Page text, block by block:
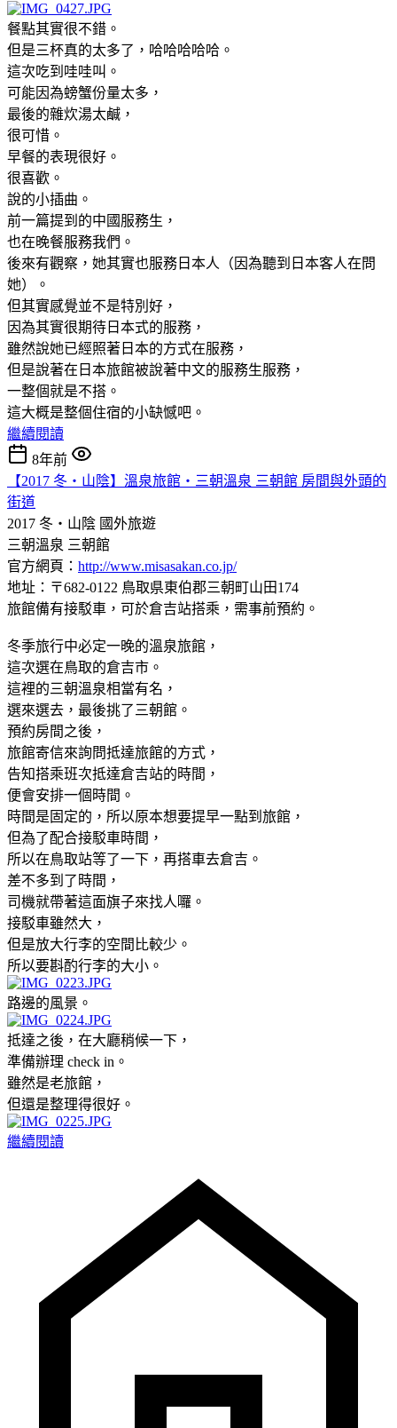
餐點其實很不錯。
但是三杯真的太多了，哈哈哈哈哈。
這次吃到哇哇叫。
可能因為螃蟹份量太多，
最後的雜炊湯太鹹，
很可惜。
早餐的表現很好。
很喜歡。
說的小插曲。
前一篇提到的中國服務生，
也在晚餐服務我們。
後來有觀察，她其實也服務日本人（因為聽到日本客人在問
她）。
但其實感覺並不是特別好，
因為其實很期待日本式的服務，
雖然說她已經照著日本的方式在服務，
但是說著在日本旅館被說著中文的服務生服務，
一整個就是不搭。
這大概是整個住宿的小缺憾吧。
繼續閱讀
8年前
【2017 冬‧山陰】溫泉旅館‧三朝溫泉 三朝館 房間與外頭的
街道
2017 冬‧山陰 國外旅遊
三朝溫泉 三朝館
官方網頁： http://www.misasakan.co.jp/
地址：〒682-0122 鳥取県東伯郡三朝町山田174
旅館備有接駁車，可於倉吉站搭乘，需事前預約。
冬季旅行中必定一晚的溫泉旅館，
這次選在鳥取的倉吉市。
這裡的三朝溫泉相當有名，
選來選去，最後挑了三朝館。
預約房間之後，
旅館寄信來詢問抵達旅館的方式，
告知搭乘班次抵達倉吉站的時間，
便會安排一個時間。
時間是固定的，所以原本想要提早一點到旅館，
但為了配合接駁車時間，
所以在鳥取站等了一下，再搭車去倉吉。
差不多到了時間，
司機就帶著這面旗子來找人囉。
接駁車雖然大，
但是放大行李的空間比較少。
所以要斟酌行李的大小。
路邊的風景。
抵達之後，在大廳稍候一下，
準備辦理 check in。
雖然是老旅館，
但還是整理得很好。
繼續閱讀